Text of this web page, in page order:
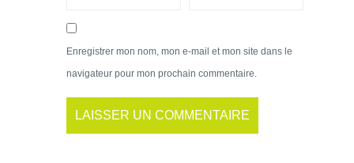
Enregistrer mon nom, mon e-mail et mon site dans le
navigateur pour mon prochain commentaire.